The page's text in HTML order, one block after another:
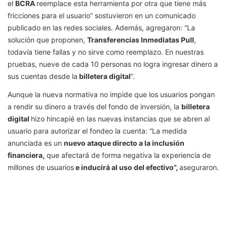
el BCRA reemplace esta herramienta por otra que tiene más
fricciones para el usuario” sostuvieron en un comunicado
publicado en las redes sociales. Además, agregaron: “La
solución que proponen, Transferencias Inmediatas Pull,
todavía tiene fallas y no sirve como reemplazo. En nuestras
pruebas, nueve de cada 10 personas no logra ingresar dinero a
sus cuentas desde la billetera digital”.
Aunque la nueva normativa no impide que los usuarios pongan
a rendir su dinero a través del fondo de inversión, la billetera
digital hizo hincapié en las nuevas instancias que se abren al
usuario para autorizar el fondeo la cuenta: “La medida
anunciada es un nuevo ataque directo a la inclusión
financiera, que afectará de forma negativa la experiencia de
millones de usuariose inducirá al uso del efectivo”, aseguraron.